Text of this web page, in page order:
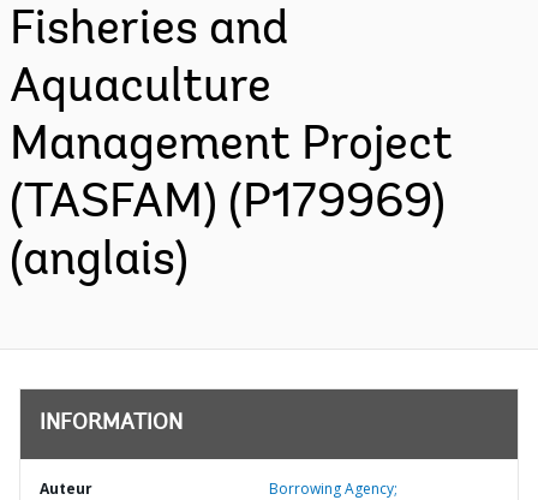
Fisheries and
Aquaculture
Management Project
(TASFAM) (P179969)
(anglais)
INFORMATION
Auteur Borrowing Agency;